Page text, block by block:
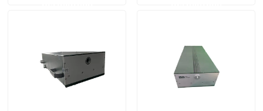
Permintaan Penawaran